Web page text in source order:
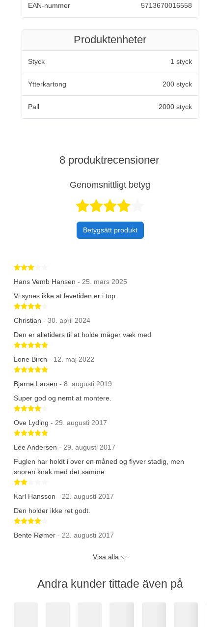
EAN-nummer 5713670016558
Produktenheter
Styck 1 styck
Ytterkartong 200 styck
Pall 2000 styck
8 produktrecensioner
Genomsnittligt betyg
Betygsätt produkt
Hans Vemb Hansen - 25. mars 2025
Vi synes ikke at levetiden er i top.
Christian - 30. april 2024
Den er alletiders til at holde måger væk med
Betygsatt 5 av 5 stjärnor
Lone Birch - 12. maj 2022
Betygsatt 5 av 5 stjärnor
Bjarne Larsen - 8. augusti 2019
Super god og nemt at montere.
Ove Lyding - 29. augusti 2017
Betygsatt 5 av 5 stjärnor
Lee Andersen - 29. augusti 2017
Fuglen har holdt i over en måned og flyver stadig, men
snoren knak med det samme.
Karl Hansson - 22. augusti 2017
Den holder ikke ret godt.
Bente Rømer - 22. augusti 2017
Visa alla
Andra kunder tittade även på